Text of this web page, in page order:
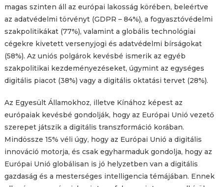
magas szinten áll az európai lakosság körében, beleértve
az adatvédelmi törvényt (GDPR – 84%), a fogyasztóvédelmi
szakpolitikákat (77%), valamint a globális technológiai
cégekre kivetett versenyjogi és adatvédelmi bírságokat
(58%). Az uniós polgárok kevésbé ismerik az egyéb
szakpolitikai kezdeményezéseket, úgymint az egységes
digitális piacot (38%) vagy a digitális oktatási tervet (28%).
Az Egyesült Államokhoz, illetve Kínához képest az
európaiak kevésbé gondolják, hogy az Európai Unió vezető
szerepet játszik a digitális transzformáció korában.
Mindössze 15% véli úgy, hogy az Európai Unió a digitális
innováció motorja, és csak egyharmaduk gondolja, hogy az
Európai Unió globálisan is jó helyzetben van a digitális
gazdaság és a mesterséges intelligencia témájában. Ennek